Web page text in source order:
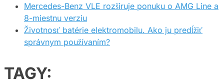
Mercedes-Benz VLE rozširuje ponuku o AMG Line a
8-miestnu verziu
Životnosť batérie elektromobilu. Ako ju predĺžiť
správnym používaním?
TAGY: